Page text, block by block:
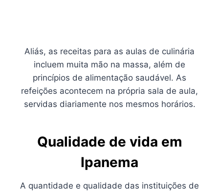
Aliás, as receitas para as aulas de culinária
incluem muita mão na massa, além de
princípios de alimentação saudável. As
refeições acontecem na própria sala de aula,
servidas diariamente nos mesmos horários.
Qualidade de vida em
Ipanema
A quantidade e qualidade das instituições de